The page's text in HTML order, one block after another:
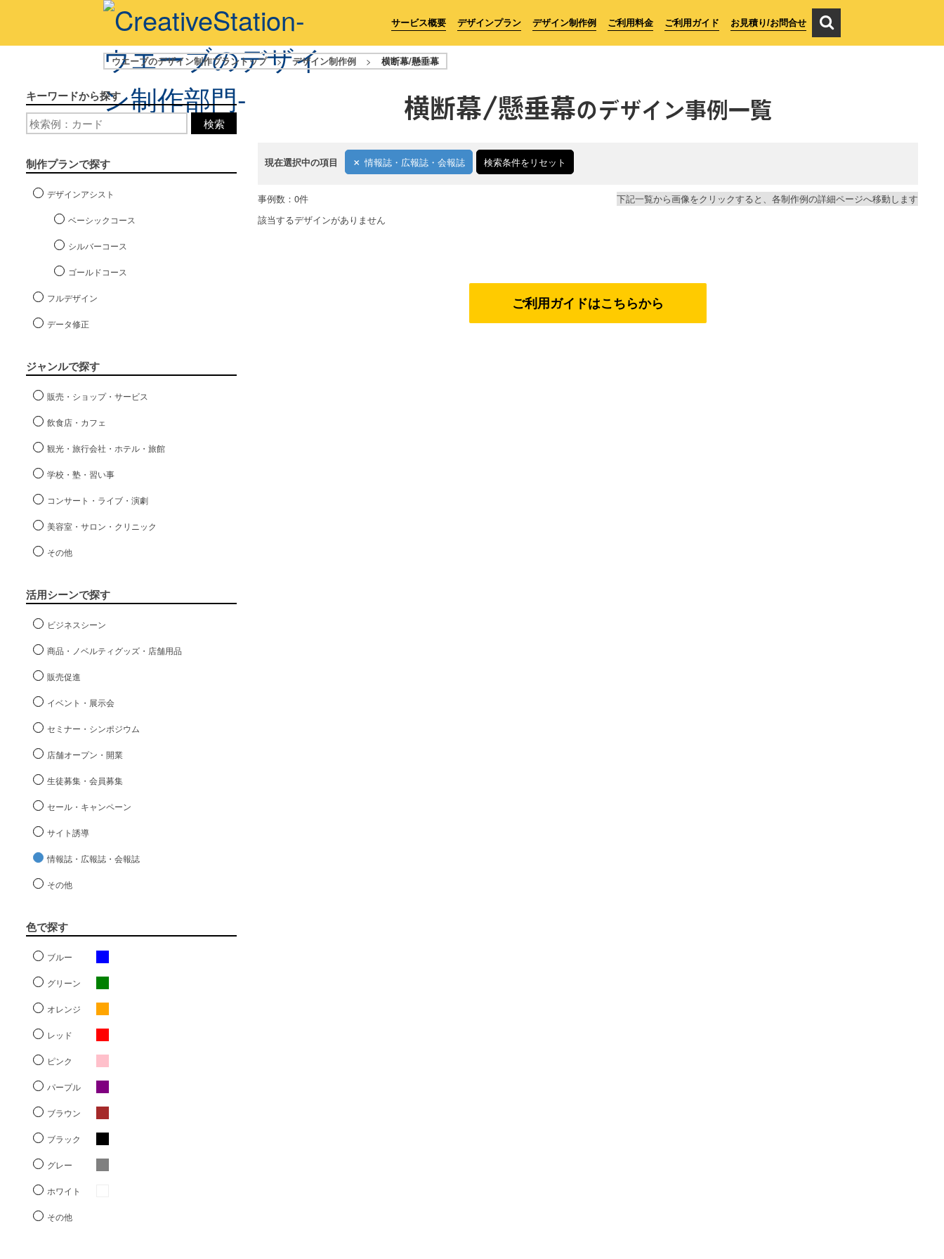
サービス概要 デザインプラン デザイン制作例 ご利用料金 ご利用ガイド お見積り/お問合せ
ウエーブのデザイン制作プラントップ > デザイン制作例 > 横断幕/懸垂幕
横断幕/懸垂幕のデザイン事例一覧
現在選択中の項目 情報誌・広報誌・会報誌 検索条件をリセット
キーワードから探す
検索
制作プランで探す
デザインアシスト
ベーシックコース
シルバーコース
ゴールドコース
フルデザイン
データ修正
ジャンルで探す
販売・ショップ・サービス
飲食店・カフェ
観光・旅行会社・ホテル・旅館
学校・塾・習い事
コンサート・ライブ・演劇
美容室・サロン・クリニック
その他
活用シーンで探す
ビジネスシーン
商品・ノベルティグッズ・店舗用品
販売促進
イベント・展示会
セミナー・シンポジウム
店舗オープン・開業
生徒募集・会員募集
セール・キャンペーン
サイト誘導
情報誌・広報誌・会報誌
その他
色で探す
ブルー
グリーン
オレンジ
レッド
ピンク
パープル
ブラウン
ブラック
グレー
ホワイト
その他
事例数：0件
下記一覧から画像をクリックすると、各制作例の詳細ページへ移動します
該当するデザインがありません
ご利用ガイドはこちらから